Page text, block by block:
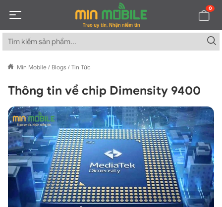
0
Min Mobile / Blogs / Tin Tức
Thông tin về chip Dimensity 9400